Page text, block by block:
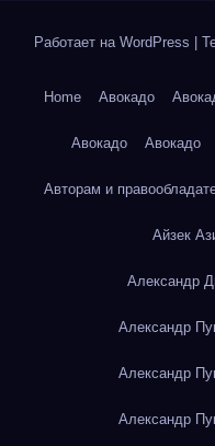
Работает на WordPress
Home Авокадо
Авокадо Авокадо
Авторам и
Айзек
Александр
Александр
Александр
Александр